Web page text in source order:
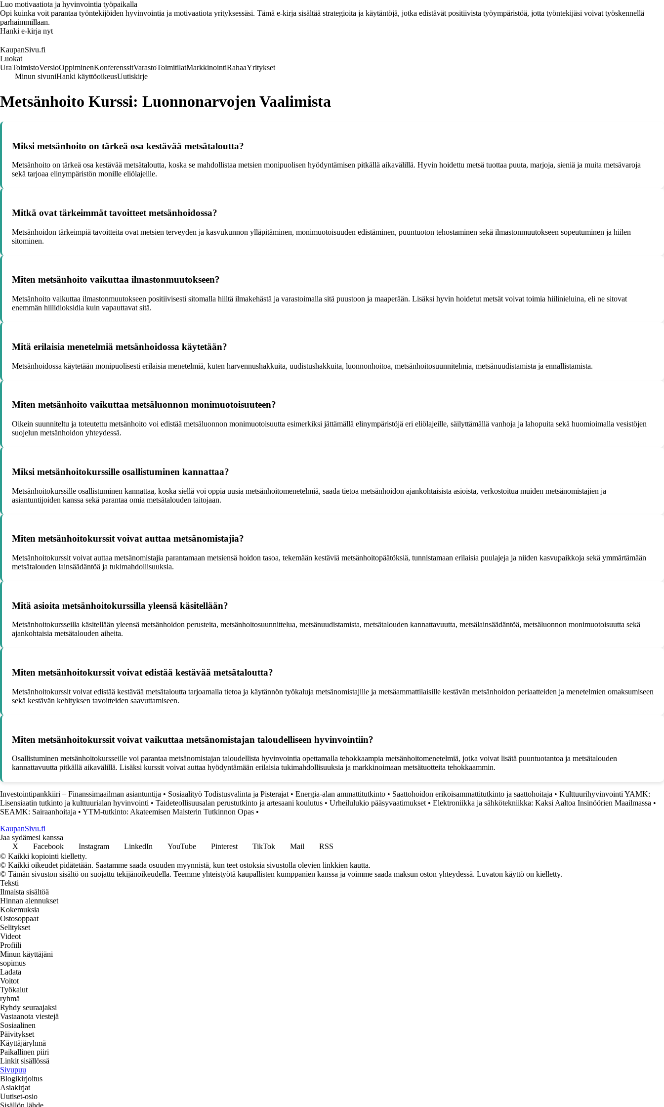
Luo motivaatiota ja hyvinvointia työpaikalla
Opi kuinka voit parantaa työntekijöiden hyvinvointia ja motivaatiota yrityksessäsi. Tämä e-kirja sisältää strategioita ja käytäntöjä, jotka edistävät positiivista työympäristöä, jotta työntekijäsi voivat työskennellä
parhaimmillaan.
Hanki e-kirja nyt
KaupanSivu.fi
Luokat
UraToimistoVersioOppiminenKonferenssitVarastoToimitilatMarkkinointiRahaaYritykset
Minun sivuniHanki käyttöoikeusUutiskirje
Metsänhoito Kurssi: Luonnonarvojen Vaalimista
Miksi metsänhoito on tärkeä osa kestävää metsätaloutta?
Metsänhoito on tärkeä osa kestävää metsätaloutta, koska se mahdollistaa metsien monipuolisen hyödyntämisen pitkällä aikavälillä. Hyvin hoidettu metsä tuottaa puuta, marjoja, sieniä ja muita metsävaroja
sekä tarjoaa elinympäristön monille eliölajeille.
Mitkä ovat tärkeimmät tavoitteet metsänhoidossa?
Metsänhoidon tärkeimpiä tavoitteita ovat metsien terveyden ja kasvukunnon ylläpitäminen, monimuotoisuuden edistäminen, puuntuoton tehostaminen sekä ilmastonmuutokseen sopeutuminen ja hiilen
sitominen.
Miten metsänhoito vaikuttaa ilmastonmuutokseen?
Metsänhoito vaikuttaa ilmastonmuutokseen positiivisesti sitomalla hiiltä ilmakehästä ja varastoimalla sitä puustoon ja maaperään. Lisäksi hyvin hoidetut metsät voivat toimia hiilinieluina, eli ne sitovat
enemmän hiilidioksidia kuin vapauttavat sitä.
Mitä erilaisia menetelmiä metsänhoidossa käytetään?
Metsänhoidossa käytetään monipuolisesti erilaisia menetelmiä, kuten harvennushakkuita, uudistushakkuita, luonnonhoitoa, metsänhoitosuunnitelmia, metsänuudistamista ja ennallistamista.
Miten metsänhoito vaikuttaa metsäluonnon monimuotoisuuteen?
Oikein suunniteltu ja toteutettu metsänhoito voi edistää metsäluonnon monimuotoisuutta esimerkiksi jättämällä elinympäristöjä eri eliölajeille, säilyttämällä vanhoja ja lahopuita sekä huomioimalla vesistöjen
suojelun metsänhoidon yhteydessä.
Miksi metsänhoitokurssille osallistuminen kannattaa?
Metsänhoitokurssille osallistuminen kannattaa, koska siellä voi oppia uusia metsänhoitomenetelmiä, saada tietoa metsänhoidon ajankohtaisista asioista, verkostoitua muiden metsänomistajien ja
asiantuntijoiden kanssa sekä parantaa omia metsätalouden taitojaan.
Miten metsänhoitokurssit voivat auttaa metsänomistajia?
Metsänhoitokurssit voivat auttaa metsänomistajia parantamaan metsiensä hoidon tasoa, tekemään kestäviä metsänhoitopäätöksiä, tunnistamaan erilaisia puulajeja ja niiden kasvupaikkoja sekä ymmärtämään
metsätalouden lainsäädäntöä ja tukimahdollisuuksia.
Mitä asioita metsänhoitokurssilla yleensä käsitellään?
Metsänhoitokursseilla käsitellään yleensä metsänhoidon perusteita, metsänhoitosuunnittelua, metsänuudistamista, metsätalouden kannattavuutta, metsälainsäädäntöä, metsäluonnon monimuotoisuutta sekä
ajankohtaisia metsätalouden aiheita.
Miten metsänhoitokurssit voivat edistää kestävää metsätaloutta?
Metsänhoitokurssit voivat edistää kestävää metsätaloutta tarjoamalla tietoa ja käytännön työkaluja metsänomistajille ja metsäammattilaisille kestävän metsänhoidon periaatteiden ja menetelmien omaksumiseen
sekä kestävän kehityksen tavoitteiden saavuttamiseen.
Miten metsänhoitokurssit voivat vaikuttaa metsänomistajan taloudelliseen hyvinvointiin?
Osallistuminen metsänhoitokursseille voi parantaa metsänomistajan taloudellista hyvinvointia opettamalla tehokkaampia metsänhoitomenetelmiä, jotka voivat lisätä puuntuotantoa ja metsätalouden
kannattavuutta pitkällä aikavälillä. Lisäksi kurssit voivat auttaa hyödyntämään erilaisia tukimahdollisuuksia ja markkinoimaan metsätuotteita tehokkaammin.
Investointipankkiiri – Finanssimaailman asiantuntija • Sosiaalityö Todistusvalinta ja Pisterajat • Energia-alan ammattitutkinto • Saattohoidon erikoisammattitutkinto ja saattohoitaja • Kulttuurihyvinvointi YAMK:
Lisensiaatin tutkinto ja kulttuurialan hyvinvointi • Taideteollisuusalan perustutkinto ja artesaani koulutus • Urheilulukio pääsyvaatimukset • Elektroniikka ja sähkötekniikka: Kaksi Aaltoa Insinöörien Maailmassa •
SEAMK: Sairaanhoitaja • YTM-tutkinto: Akateemisen Maisterin Tutkinnon Opas •
KaupanSivu.fi
Jaa sydämesi kanssa
X
Facebook Instagram LinkedIn YouTube Pinterest TikTok Mail
RSS
© Kaikki kopiointi kielletty.
© Kaikki oikeudet pidätetään. Saatamme saada osuuden myynnistä, kun teet ostoksia sivustolla olevien linkkien kautta.
© Tämän sivuston sisältö on suojattu tekijänoikeudella. Teemme yhteistyötä kaupallisten kumppanien kanssa ja voimme saada maksun oston yhteydessä. Luvaton käyttö on kielletty.
Teksti
Ilmaista sisältöä
Hinnan alennukset
Kokemuksia
Ostosoppaat
Selitykset
Videot
Profiili
Minun käyttäjäni
sopimus
Ladata
Voitot
Työkalut
ryhmä
Ryhdy seuraajaksi
Vastaanota viestejä
Sosiaalinen
Päivitykset
Käyttäjäryhmä
Paikallinen piiri
Linkit sisällössä
Sivupuu
Blogikirjoitus
Asiakirjat
Uutiset-osio